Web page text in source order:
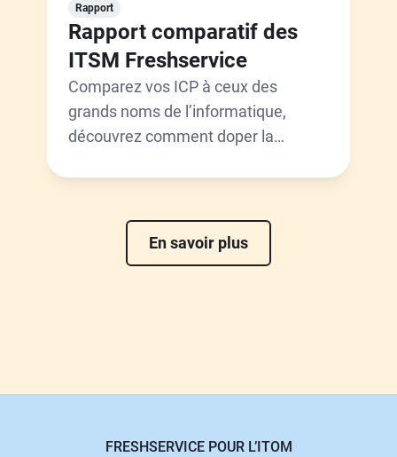
Rapport
Rapport comparatif des
ITSM Freshservice
Comparez vos ICP à ceux des
grands noms de l’informatique,
découvrez comment doper la
En savoir plus
FRESHSERVICE POUR L’ITOM